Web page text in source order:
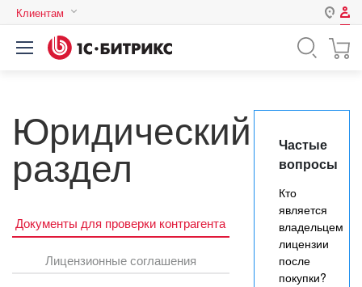
Клиентам
Беларусь
Авторизация
Логин
Запомнить меня на этом
Забыли свой пароль?
Юридический
раздел
Документы для проверки контрагента
Лицензионные соглашения
Частые
вопросы
Кто
является
владельцем
лицензии
после
покупки?